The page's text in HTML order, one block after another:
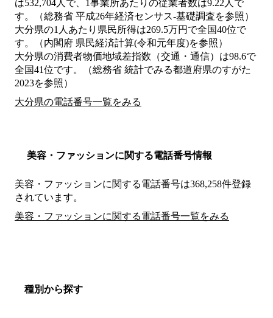
は532,704人で、1事業所あたりの従業者数は9.22人で
す。（総務省 平成26年経済センサス‐基礎調査を参照）
大分県の1人あたり県民所得は269.5万円で全国40位で
す。（内閣府 県民経済計算(令和元年度)を参照）
大分県の消費者物価地域差指数（交通・通信）は98.6で
全国41位です。（総務省 統計でみる都道府県のすがた
2023を参照）
大分県の電話番号一覧をみる
美容・ファッションに関する電話番号情報
美容・ファッションに関する電話番号は368,258件登録
されています。
美容・ファッションに関する電話番号一覧をみる
種別から探す